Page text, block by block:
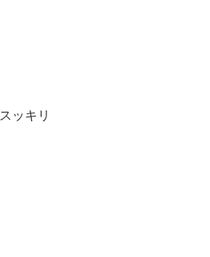
スッキリ